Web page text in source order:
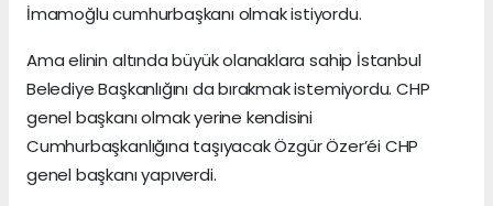
İmamoğlu cumhurbaşkanı olmak istiyordu.
Ama elinin altında büyük olanaklara sahip İstanbul
Belediye Başkanlığını da bırakmak istemiyordu. CHP
genel başkanı olmak yerine kendisini
Cumhurbaşkanlığına taşıyacak Özgür Özer’éi CHP
genel başkanı yapıverdi.